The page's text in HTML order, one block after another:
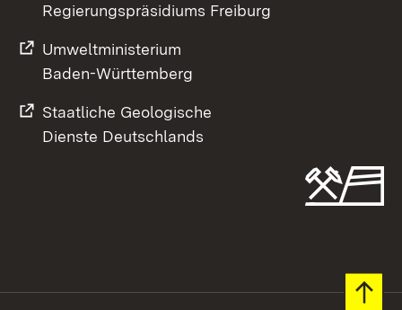
Regierungspräsidiums Freiburg
Umweltministerium
Baden-Württemberg
Staatliche Geologische
Dienste Deutschlands